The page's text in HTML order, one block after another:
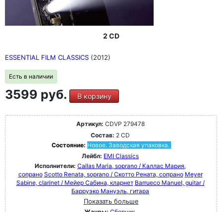
2 CD
ESSENTIAL FILM CLASSICS (2012)
Есть в наличии
3599 руб. В корзину
Артикул: CDVP 279478
Состав: 2 CD
Состояние: Новое. Заводская упаковка.
Лейбл: EMI Classics
Исполнители: Callas Maria, soprano / Каллас Мария,
сопрано Scotto Renata, soprano / Скотто Рената, сопрано Meyer
Sabine, clarinet / Мейер Сабина, кларнет Barrueco Manuel, guitar /
Барруэко Мануэль, гитара
Показать больше